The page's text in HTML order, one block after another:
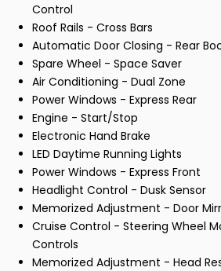
Control
Roof Rails - Cross Bars
Automatic Door Closing - Rear
Spare Wheel - Space Saver
Air Conditioning - Dual Zone
Power Windows - Express Rear
Engine - Start/Stop
Electronic Hand Brake
LED Daytime Running Lights
Power Windows - Express Front
Headlight Control - Dusk Sensor
Memorized Adjustment - Door
Cruise Control - Steering Wheel
Controls
Memorized Adjustment - Head